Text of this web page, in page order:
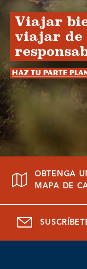
Viajar
viajar de
Haz tu parte
OBTENGA
MAPA DE